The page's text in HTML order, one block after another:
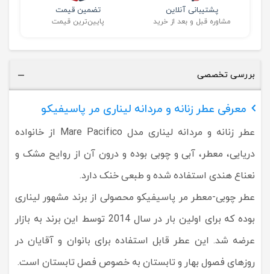
تضمین قیمت
پایین‌ترین قیمت
پشتیبانی آنلاین
مشاوره قبل و بعد از خرید
بررسی تخصصی
معرفی عطر زنانه و مردانه لیناری مر پاسیفیکو
عطر زنانه و مردانه لیناری مدل Mare Pacifico از خانواده
دریایی، معطر، آبی و چوبی بوده و درون آن از روایح مشک و
نعناع هندی استفاده شده و طبعی خنک دارد.
عطر چوبی-معطر مر پاسیفیکو محصولی از برند مشهور لیناری
بوده که برای اولین بار در سال 2014 توسط این برند به بازار
عرضه شد. این عطر قابل استفاده برای بانوان و آقایان در
روزهای فصول بهار و تابستان به خصوص فصل تابستان است.